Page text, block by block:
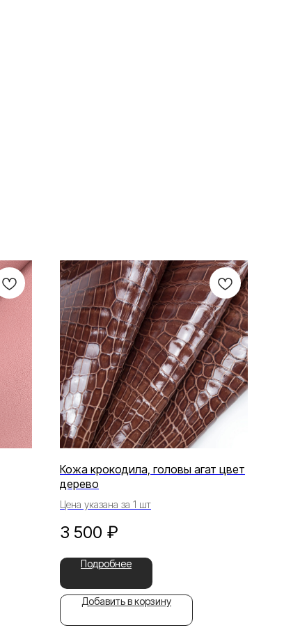
Кожа крокодила, головы агат цвет
дерево
Цена указана за 1 шт
3 500 ₽
Подробнее
Добавить в корзину